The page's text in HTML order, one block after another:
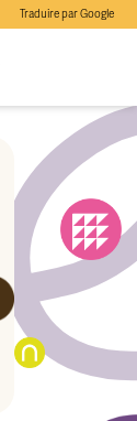
Traduire par Google